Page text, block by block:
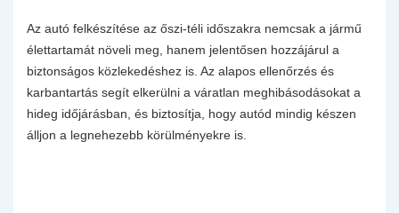
Az autó felkészítése az őszi-téli időszakra nemcsak a jármű
élettartamát növeli meg, hanem jelentősen hozzájárul a
biztonságos közlekedéshez is. Az alapos ellenőrzés és
karbantartás segít elkerülni a váratlan meghibásodásokat a
hideg időjárásban, és biztosítja, hogy autód mindig készen
álljon a legnehezebb körülményekre is.